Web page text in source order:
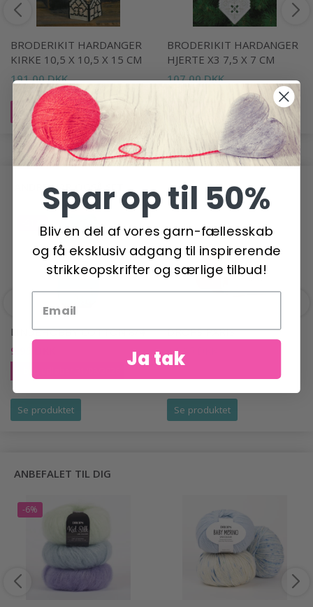
BRODERIKIT HARDANGER
KIRKE 10,5 X 10,5 X 15 CM
191,00 DKK
Læg i kurv
BRODERIKIT HARDANGER
HJERTE X3 7,5 X 7 CM
107,00 DKK
ANDRE HAR OGSÅ SET
LINDEHOBBY COTTON 8/4
9,95 DKK
Se produktet
DROPS PARIS
12,95 DKK
Se produktet
ANBEFALET TIL DIG
-6%
Spar op til 50%
Bliv en del af vores garn-fællesskab
og få eksklusiv adgang til inspirerende
strikkeopskrifter og særlige tilbud!
Ja tak